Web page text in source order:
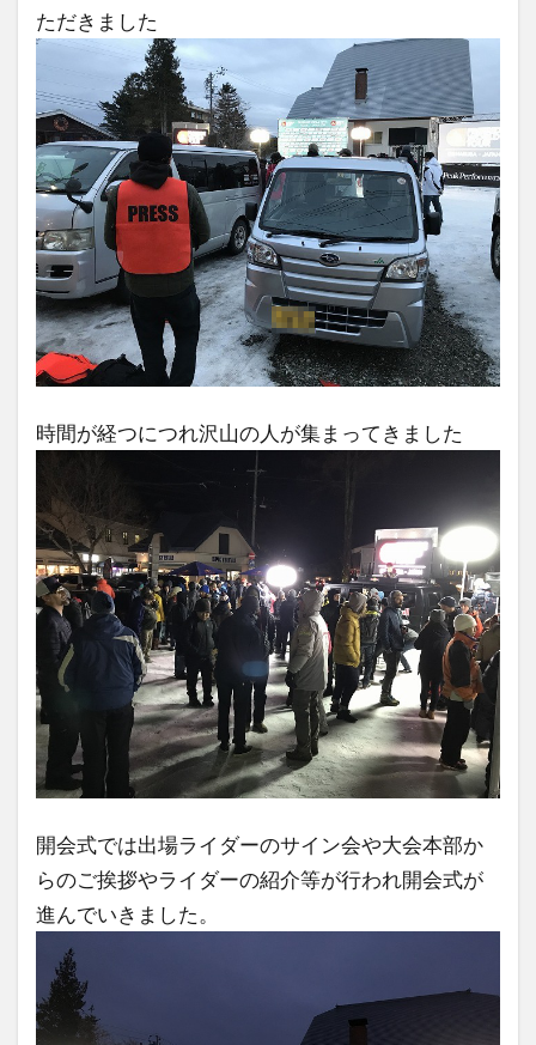
ただきました
時間が経つにつれ沢山の人が集まってきました
開会式では出場ライダーのサイン会や大会本部か
らのご挨拶やライダーの紹介等が行われ開会式が
進んでいきました。